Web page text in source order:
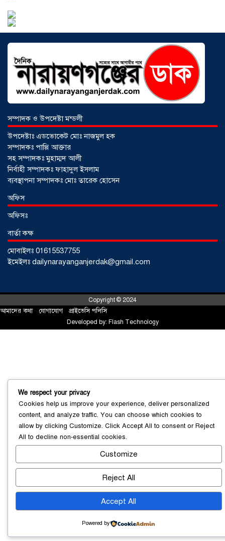
শর্টগান
০৩ আগস্ট ২০২৬
সোনারগাঁয়ে পরিত্যক্ত উন্নয়ন প্রকল্প:
ঠিকাদারের গাফিলতি নাকি তদারকির অভাব
০২ আগস্ট ২০২৬
নারায়ণগঞ্জে জাতীয় যুব শক্তির নতুন কমিটি,
সম্পাদক ও উপদেষ্টা মন্ডলী
উপদেষ্টাঃ এডভোকেট মোঃ নাজমুল হক
সম্পাদকঃ পাপ্পি আক্তার
সহ সম্পাদকঃ মুহাম্মদ আলী
নির্বাহী সম্পাদকঃ ফাহাদুল ইসলাম
ব্যবস্থাপনা সম্পাদকঃ মোঃ তারেক হোসেন
অফিস
অফিসঃ
বার্তা কক্ষ
মোবাইলঃ 01615537755
ইমেইলঃ dailynarayanganjerdak@gmail.com
Copyright © 2024
আমাদের কথা যোগাযোগ প্রাইভেসি পলিসি
Developed by: Flash Technology
We respect your privacy
Cookies help us improve your experience, deliver personalized
content, and analyze traffic. You can choose which cookies to
allow by clicking Customize. Click Accept All to consent orReject
All to decline non-essential cookies.
Customize
Reject All
Accept All
Powered by